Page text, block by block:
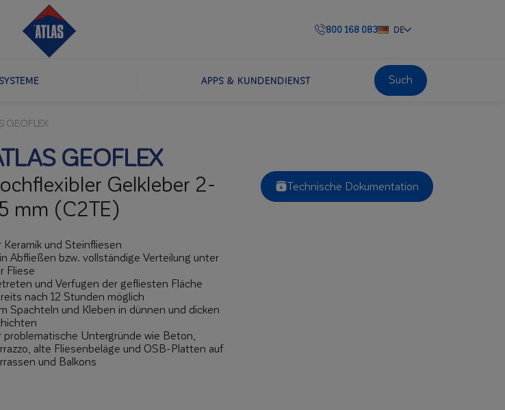
800 168 083 DE
SYSTEME APPS & KUNDENDIENST Such
GEOFLEX
GEOFLEX
Gelkleber 2-
mm (C2TE)
Keramik und Steinfliesen
Abfließen bzw. vollständige Verteilung unter
Fliese
und Verfugen der gefliesten Fläche
nach 12 Stunden möglich
Spachteln und Kleben in dünnen und dicken
problematische Untergründe wie Beton,
alte Fliesenbeläge und OSB-Platten auf
und Balkons
Technische Dokumentation